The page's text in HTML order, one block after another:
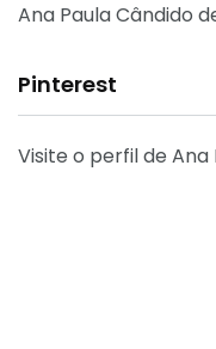
Ana Paula Cândido
Pinterest
Visite o perfil de Ana